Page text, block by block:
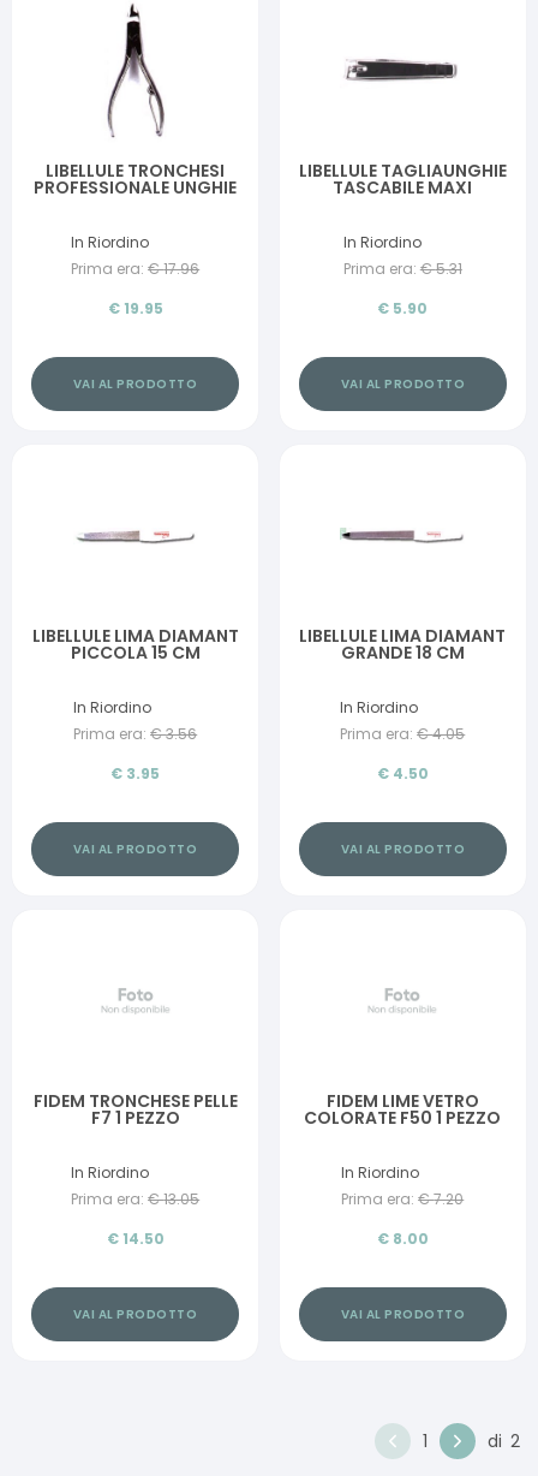
LIBELLULE TRONCHESI
PROFESSIONALE UNGHIE
In Riordino
Prima era: €17.96
€ 19.95
VAI AL PRODOTTO
LIBELLULE TAGLIAUNGHIE
TASCABILE MAXI
In Riordino
Prima era: €5.31
€ 5.90
VAI AL PRODOTTO
LIBELLULE LIMA DIAMANT
PICCOLA 15 CM
In Riordino
Prima era: €3.56
€ 3.95
VAI AL PRODOTTO
LIBELLULE LIMA DIAMANT
GRANDE 18 CM
In Riordino
Prima era: €4.05
€ 4.50
VAI AL PRODOTTO
FIDEM TRONCHESE PELLE
F7 1 PEZZO
In Riordino
Prima era: €13.05
€ 14.50
VAI AL PRODOTTO
FIDEM LIME VETRO
COLORATE F50 1 PEZZO
In Riordino
Prima era: €7.20
€ 8.00
VAI AL PRODOTTO
1 di 2